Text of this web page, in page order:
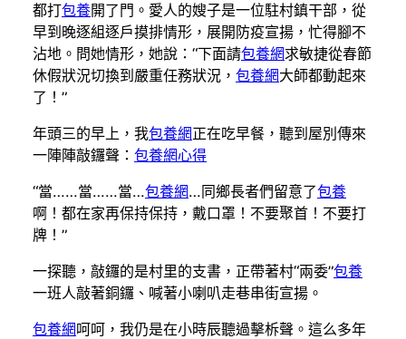
都打包養開了門。愛人的嫂子是一位駐村鎮干部，從
早到晚逐組逐戶摸排情形，展開防疫宣揚，忙得腳不
沾地。問她情形，她說：“下面請包養網求敏捷從春節
休假狀況切換到嚴重任務狀況， 包養網大師都動起來
了！”
年頭三的早上，我包養網正在吃早餐，聽到屋別傳來
一陣陣敲鑼聲： 包養網心得
“當……當……當…包養網…同鄉長者們留意了包養
啊！都在家再保持保持，戴口罩！不要聚首！不要打
牌！”
一探聽，敲鑼的是村里的支書，正帶著村“兩委”包養
一班人敲著銅鑼、喊著小喇叭走巷串街宣揚。
包養網呵呵，我仍是在小時辰聽過擊柝聲。這么多年